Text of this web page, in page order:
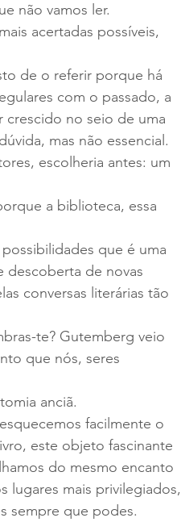
não vamos ler.
acertadas possíveis,
de o referir porque há
com o passado, a
crescido no seio de uma
mas não essencial.
escolheria antes: um
a biblioteca, essa
que é uma
descoberta de novas
conversas literárias tão
te? Gutemberg veio
que nós, seres
anciã.
facilmente o
este objeto fascinante
do mesmo encanto
lugares mais privilegiados,
sempre que podes.